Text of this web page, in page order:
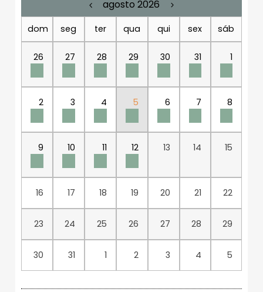
agosto 2026
dom seg ter qua qui sex sáb
26 27 28 29 30 31 1
2 3 4 5 6 7 8
9 10 11 12 13 14 15
16 17 18 19 20 21 22
23 24 25 26 27 28 29
30 31 1 2 3 4 5